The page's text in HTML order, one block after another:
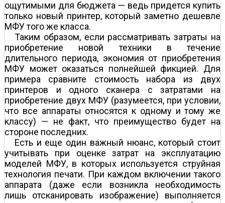
ощутимыми для бюджета — ведь придется купить
только новый принтер, который заметно дешевле
МФУ того же класса.
Таким образом, если рассматривать затраты на
приобретение новой техники в течение
длительного периода, экономия от приобретения
МФУ может оказаться полнейшей фикцией. Для
примера сравните стоимость набора из двух
принтеров и одного сканера с затратами на
приобретение двух МФУ (разумеется, при условии,
что все аппараты относятся к одному и тому же
классу) — не факт, что преимущество будет на
стороне последних.
Есть и еще один важный нюанс, который стоит
учитывать при оценке затрат на эксплуатацию
моделей МФУ, в которых используется струйная
технология печати. При каждом включении такого
аппарата (даже если возникла необходимость
лишь отсканировать изображение) выполняется